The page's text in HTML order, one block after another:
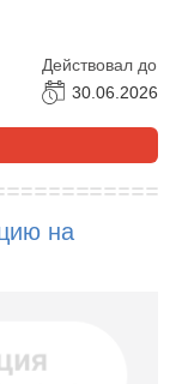
Действовал до
30.06.2026
на